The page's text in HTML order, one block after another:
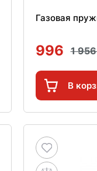
Газовая
996 1
В